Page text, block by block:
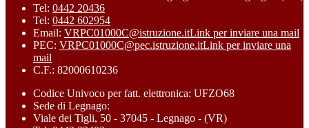
Tel: 0442 20436
Tel: 0442 602954
Email: VRPC01000C@istruzione.itLink per inviare una mail
PEC: VRPC01000C@pec.istruzione.itLink per inviare una
mail
C.F.: 82000610236
Codice Univoco per fatt. elettronica: UFZO68
Sede di Legnago:
Viale dei Tigli, 50 - 37045 - Legnago - (VR)